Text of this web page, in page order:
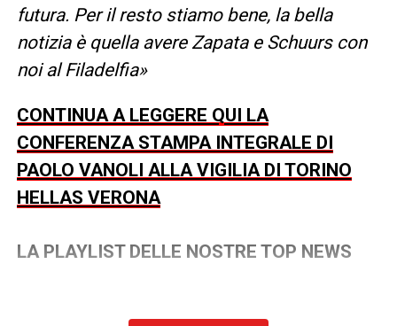
futura. Per il resto stiamo bene, la bella
notizia è quella avere Zapata e Schuurs con
noi al Filadelfia»
CONTINUA A LEGGERE QUI LA
CONFERENZA STAMPA INTEGRALE DI
PAOLO VANOLI ALLA VIGILIA DI TORINO
HELLAS VERONA
LA PLAYLIST DELLE NOSTRE TOP NEWS